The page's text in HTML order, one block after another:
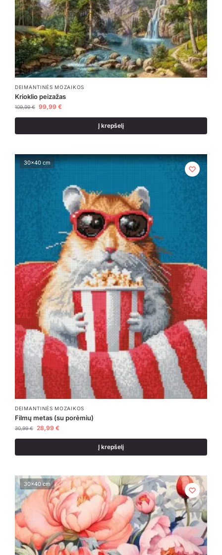
DEIMANTINĖS MOZAIKOS
Krioklio peizažas
109,99€ 99,99 €
Į krepšelį
30x40 cm
DEIMANTINĖS MOZAIKOS
Filmų metas (su porėmiu)
30,99€ 28,99 €
Į krepšelį
30x40 cm